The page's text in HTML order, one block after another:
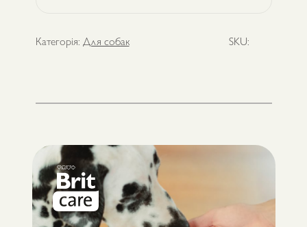
Категорія: Для собак SKU: